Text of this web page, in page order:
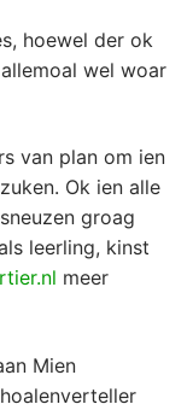
hoewel der ok
wel woar
van plan om ien
Ok ien alle
groag
leerling, kinst
meer
Mien